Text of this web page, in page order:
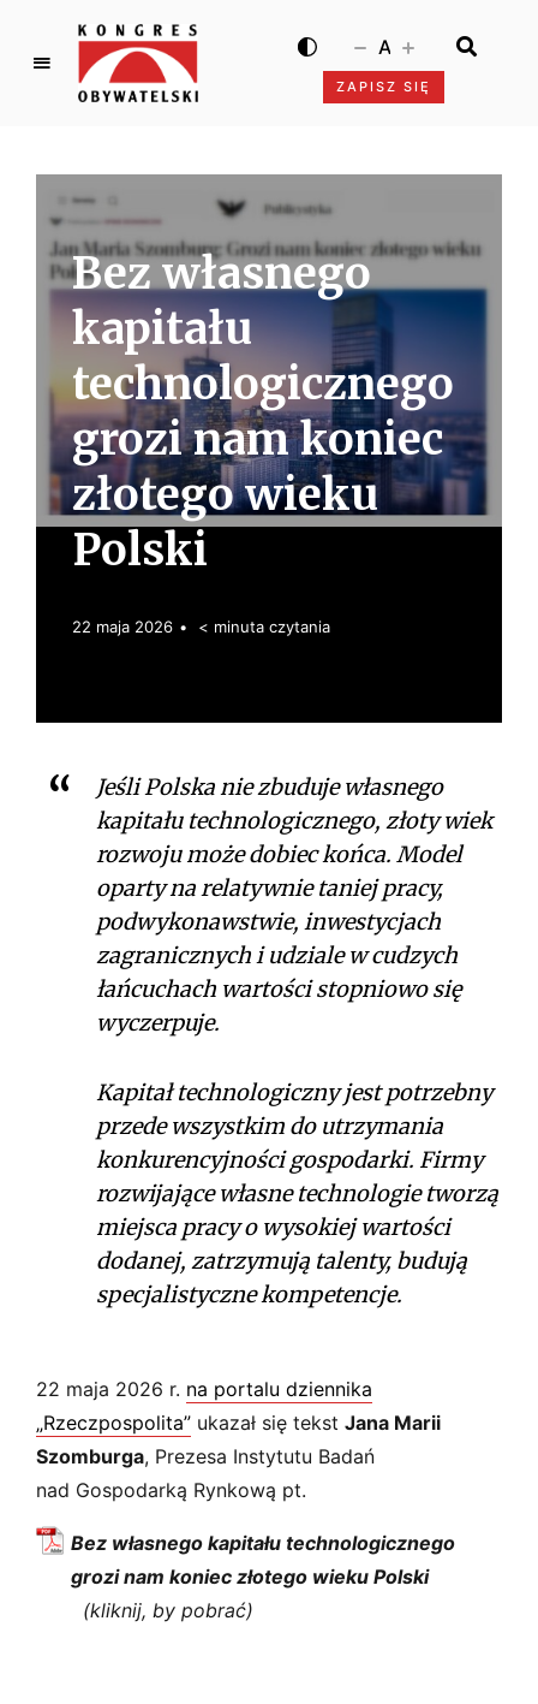
K
n
g
r
e
s
O
b
y
w
a
t
e
l
s
k
ZAPISZ SIĘ
A
Bez własnego
kapitału
technologicznego
grozi nam koniec
złotego wieku
Polski
22 maja 2026 < minuta czytania
Jeśli Polska nie zbuduje własnego
kapitału technologicznego, złoty wiek
rozwoju może dobiec końca. Model
oparty na relatywnie taniej pracy,
podwykonawstwie, inwestycjach
zagranicznych i udziale w cudzych
łańcuchach wartości stopniowo się
wyczerpuje.
Kapitał technologiczny jest potrzebny
przede wszystkim do utrzymania
konkurencyjności gospodarki. Firmy
rozwijające własne technologie tworzą
miejsca pracy o wysokiej wartości
dodanej, zatrzymują talenty, budują
specjalistyczne kompetencje.
22 maja 2026 r. na portalu dziennika
„Rzeczpospolita” ukazał się tekst Jana Marii
Szomburga, Prezesa Instytutu Badań
nad Gospodarką Rynkową pt.
Bez własnego kapitału technologicznego
grozi nam koniec złotego wieku Polski